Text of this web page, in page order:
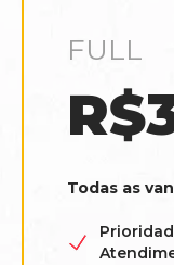
FULL
Todas as